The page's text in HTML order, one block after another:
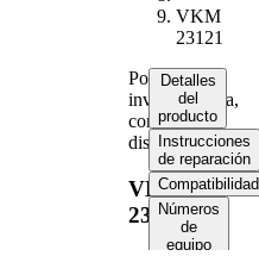
VKM
23121
Polea
inversión/guía,
correa
distribución
VKM
23121
Detalles
del
producto
Instrucciones
de reparación
Compatibilidad
Números
de
equipo